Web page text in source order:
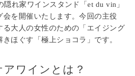
れ家ワインスタンド「et du vin」
会を開催いたします。今回の主役
る大人の女性のための「エイジング
ほぐす「極上ショコラ」です。
ワインとは？